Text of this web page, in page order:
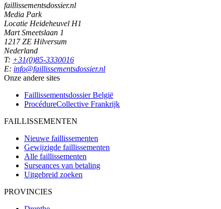
faillissementsdossier.nl
Media Park
Locatie Heideheuvel H1
Mart Smeetslaan 1
1217 ZE Hilversum
Nederland
T: +31(0)85-3330016
E: info@faillissementsdossier.nl
Onze andere sites
Faillissementsdossier België
ProcédureCollective Frankrijk
FAILLISSEMENTEN
Nieuwe faillissementen
Gewijzigde faillissementen
Alle faillissementen
Surseances van betaling
Uitgebreid zoeken
PROVINCIES